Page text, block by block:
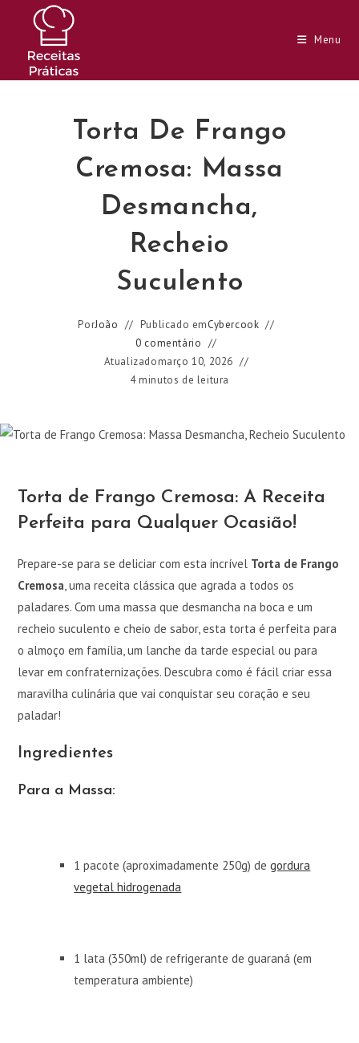
conteúdo
Menu
Torta De Frango
Cremosa: Massa
Desmancha,
Recheio
Suculento
PorJoão Publicado emCybercook
0 comentário
Atualizadomarço 10, 2026
4 minutos de leitura
Torta de Frango Cremosa: A Receita
Perfeita para Qualquer Ocasião!
Prepare-se para se deliciar com esta incrível Torta de Frango
Cremosa, uma receita clássica que agrada a todos os
paladares. Com uma massa que desmancha na boca e um
recheio suculento e cheio de sabor, esta torta é perfeita para
o almoço em família, um lanche da tarde especial ou para
levar em confraternizações. Descubra como é fácil criar essa
maravilha culinária que vai conquistar seu coração e seu
paladar!
Ingredientes
Para a Massa:
1 pacote (aproximadamente 250g) degordura
vegetal hidrogenada
1 lata (350ml) de refrigerante de guaraná (em
temperatura ambiente)